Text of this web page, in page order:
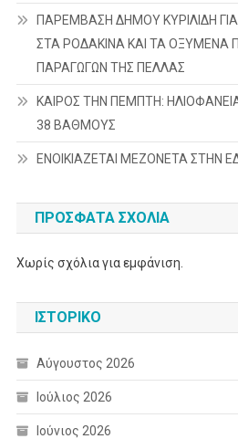
ΠΑΡΕΜΒΑΣΗ ΔΗΜΟΥ ΚΥΡΙΛΙΔΗ
ΣΤΑ ΡΟΔΑΚΙΝΑ ΚΑΙ ΤΑ
ΠΑΡΑΓΩΓΩΝ ΤΗΣ ΠΕΛΛΑΣ
ΚΑΙΡΟΣ ΤΗΝ ΠΕΜΠΤΗ:
38 ΒΑΘΜΟΥΣ
ΕΝΟΙΚΙΑΖΕΤΑΙ ΜΕΖΟΝΕΤΑ ΣΤΗΝ
ΠΡΌΣΦΑΤΑ ΣΧΌΛΙΑ
Χωρίς σχόλια για εμφάνιση.
ΙΣΤΟΡΙΚΌ
Αύγουστος 2026
Ιούλιος 2026
Ιούνιος 2026